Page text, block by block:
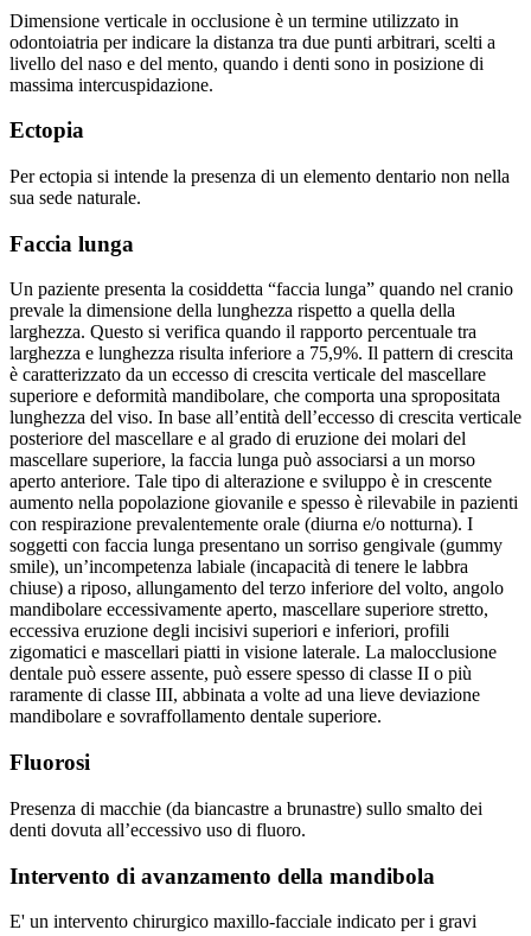
Dimensione verticale in occlusione è un termine utilizzato in
odontoiatria per indicare la distanza tra due punti arbitrari, scelti a
livello del naso e del mento, quando i denti sono in posizione di
massima intercuspidazione.
Ectopia
Per ectopia si intende la presenza di un elemento dentario non nella
sua sede naturale.
Faccia lunga
Un paziente presenta la cosiddetta “faccia lunga” quando nel cranio
prevale la dimensione della lunghezza rispetto a quella della
larghezza. Questo si verifica quando il rapporto percentuale tra
larghezza e lunghezza risulta inferiore a 75,9%. Il pattern di crescita
è caratterizzato da un eccesso di crescita verticale del mascellare
superiore e deformità mandibolare, che comporta una spropositata
lunghezza del viso. In base all’entità dell’eccesso di crescita verticale
posteriore del mascellare e al grado di eruzione dei molari del
mascellare superiore, la faccia lunga può associarsi a un morso
aperto anteriore. Tale tipo di alterazione e sviluppo è in crescente
aumento nella popolazione giovanile e spesso è rilevabile in pazienti
con respirazione prevalentemente orale (diurna e/o notturna). I
soggetti con faccia lunga presentano un sorriso gengivale (gummy
smile), un’incompetenza labiale (incapacità di tenere le labbra
chiuse) a riposo, allungamento del terzo inferiore del volto, angolo
mandibolare eccessivamente aperto, mascellare superiore stretto,
eccessiva eruzione degli incisivi superiori e inferiori, profili
zigomatici e mascellari piatti in visione laterale. La malocclusione
dentale può essere assente, può essere spesso di classe II o più
raramente di classe III, abbinata a volte ad una lieve deviazione
mandibolare e sovraffollamento dentale superiore.
Fluorosi
Presenza di macchie (da biancastre a brunastre) sullo smalto dei
denti dovuta all’eccessivo uso di fluoro.
Intervento di avanzamento della mandibola
E' un intervento chirurgico maxillo-facciale indicato per i gravi